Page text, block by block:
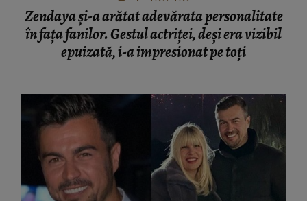
Zendaya și-a arătat adevărata personalitate
în fața fanilor. Gestul actriței, deși era vizibil
epuizată, i-a impresionat pe toți